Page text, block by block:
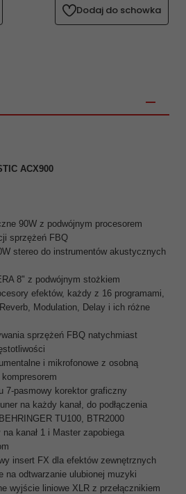
Dodaj do schowka
ACX900
90W z podwójnym procesorem
sprzężeń FBQ
stereo do instrumentów akustycznych
8" z podwójnym stożkiem
efektów, każdy z 16 programami,
Modulation, Delay i ich różne
sprzężeń FBQ natychmiast
i mikrofonowe z osobną
7-pasmowy korektor graficzny
na każdy kanał, do podłączenia
TU100, BTR2000
kanał 1 i Master zapobiega
insert FX dla efektów zewnętrznych
na odtwarzanie ulubionej muzyki
wyjście liniowe XLR z przełącznikiem